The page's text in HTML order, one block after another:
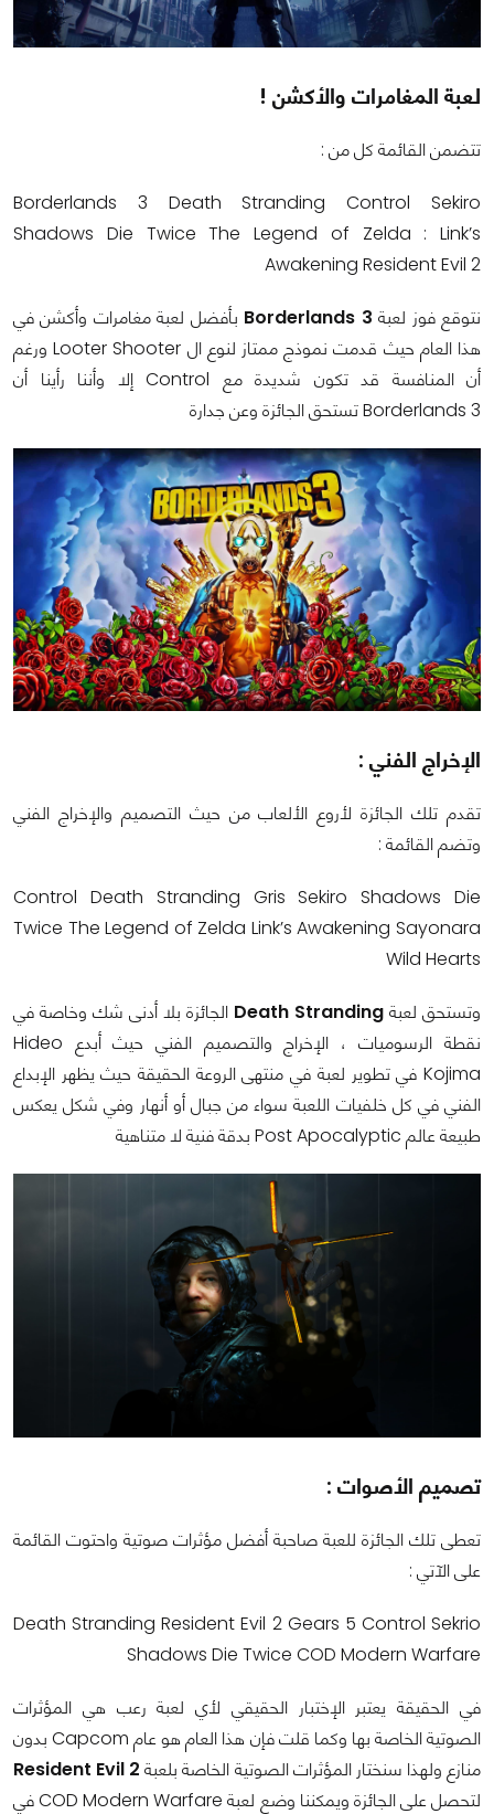
لعبة المغامرات والأكشن !
تتضمن القائمة كل من :
Borderlands 3 Death Stranding Control Sekiro
Shadows Die Twice The Legend of Zelda : Link’s
Awakening Resident Evil 2
نتوقع فوز لعبة Borderlands 3 بأفضل لعبة مغامرات وأكشن في
هذا العام حيث قدمت نموذج ممتاز لنوع ال Looter Shooter ورغم
أن المنافسة قد تكون شديدة مع Control إلا وأننا رأينا أن
Borderlands 3 تستحق الجائزة وعن جدارة
الإخراج الفني :
تقدم تلك الجائزة لأروع الألعاب من حيث التصميم والإخراج الفني
وتضم القائمة :
Control Death Stranding Gris Sekiro Shadows Die
Twice The Legend of Zelda Link’s Awakening Sayonara
Wild Hearts
وتستحق لعبة Death Stranding الجائزة بلا أدنى شك وخاصة في
نقطة الرسوميات ، الإخراج والتصميم الفني حيث أبدع Hideo
Kojima في تطوير لعبة في منتهى الروعة الحقيقة حيث يظهر الإبداع
الفني في كل خلفيات اللعبة سواء من جبال أو أنهار وفي شكل يعكس
طبيعة عالم Post Apocalyptic بدقة فنية لا متناهية
تصميم الأصوات :
تعطى تلك الجائزة للعبة صاحبة أفضل مؤثرات صوتية واحتوت القائمة
على الآتي :
Death Stranding Resident Evil 2 Gears 5 Control Sekrio
Shadows Die Twice COD Modern Warfare
في الحقيقة يعتبر الإختبار الحقيقي لأي لعبة رعب هي المؤثرات
الصوتية الخاصة بها وكما قلت فإن هذا العام هو عام Capcom بدون
منازع ولهذا سنختار المؤثرات الصوتية الخاصة بلعبة Resident Evil 2
لتحصل على الجائزة ويمكننا وضع لعبة COD Modern Warfare في